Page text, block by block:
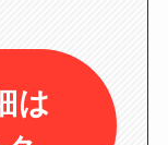
は